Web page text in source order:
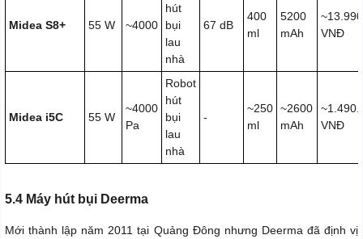
Midea S8+ 55 W ~4000
hút
bụi
lau
nhà
67 dB
400
ml
5200
mAh
VNĐ
Midea i5C 55 W
~4000
Pa
Robot
hút
bụi
lau
nhà
-
~250
ml
~2600
mAh
VNĐ
5.4 Máy hút bụi Deerma
Mới thành lập năm 2011 tại Quảng Đông nhưng Deerma đã định vị